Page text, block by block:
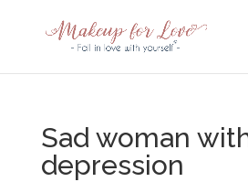
Sad woman
depression